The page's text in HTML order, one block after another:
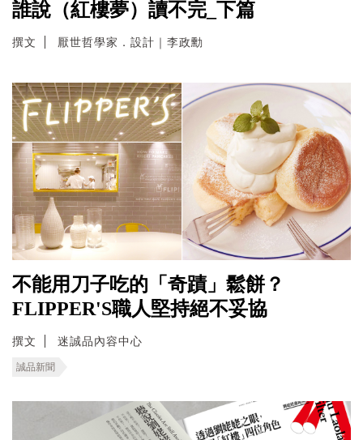
誰說（紅樓夢）讀不完_下篇
撰文 厭世哲學家．設計｜李政勳
不能用刀子吃的「奇蹟」鬆餅？
FLIPPER'S職人堅持絕不妥協
撰文 迷誠品內容中心
誠品新聞